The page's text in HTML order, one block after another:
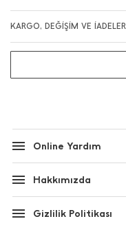
KARGO, DEĞİŞİM VE İADELER
Online Yardım
Hakkımızda
Gizlilik Politikası